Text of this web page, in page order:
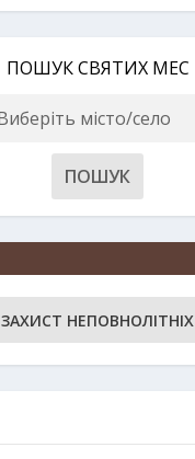
ПОШУК СВЯТИХ МЕС
ЗАХИСТ НЕПОВНОЛІТНІХ